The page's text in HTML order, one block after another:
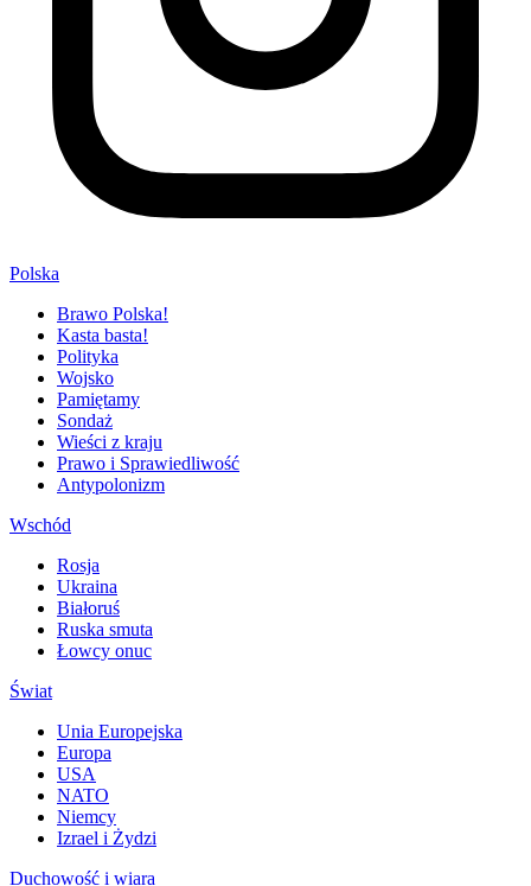
Polska
Brawo Polska!
Kasta basta!
Polityka
Wojsko
Pamiętamy
Sondaż
Wieści z kraju
Prawo i Sprawiedliwość
Antypolonizm
Wschód
Rosja
Ukraina
Białoruś
Ruska smuta
Łowcy onuc
Świat
Unia Europejska
Europa
USA
NATO
Niemcy
Izrael i Żydzi
Duchowość i wiara